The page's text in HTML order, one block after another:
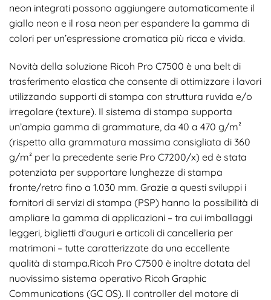
neon integrati possono aggiungere automaticamente il
giallo neon e il rosa neon per espandere la gamma di
colori per un’espressione cromatica più ricca e vivida.
Novità della soluzione Ricoh Pro C7500 è una belt di
trasferimento elastica che consente di ottimizzare i lavori
utilizzando supporti di stampa con struttura ruvida e/o
irregolare (texture). Il sistema di stampa supporta
un’ampia gamma di grammature, da 40 a 470 g/m²
(rispetto alla grammatura massima consigliata di 360
g/m² per la precedente serie Pro C7200/x) ed è stata
potenziata per supportare lunghezze di stampa
fronte/retro fino a 1.030 mm. Grazie a questi sviluppi i
fornitori di servizi di stampa (PSP) hanno la possibilità di
ampliare la gamma di applicazioni – tra cui imballaggi
leggeri, biglietti d’auguri e articoli di cancelleria per
matrimoni – tutte caratterizzate da una eccellente
qualità di stampa.Ricoh Pro C7500 è inoltre dotata del
nuovissimo sistema operativo Ricoh Graphic
Communications (GC OS). Il controller del motore di